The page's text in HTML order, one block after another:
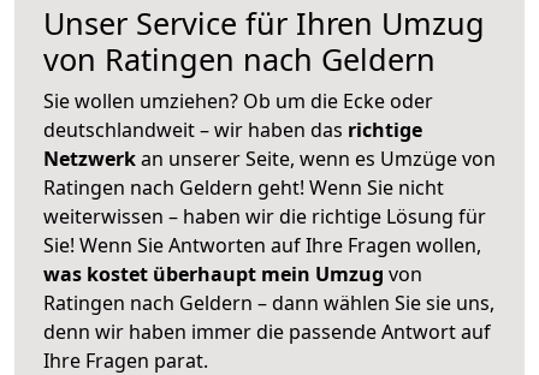
Unser Service für Ihren Umzug
von Ratingen nach Geldern
Sie wollen umziehen? Ob um die Ecke oder
deutschlandweit – wir haben das richtige
Netzwerkan unserer Seite, wenn es Umzüge von
Ratingen nach Geldern geht! Wenn Sie nicht
weiterwissen – haben wir die richtige Lösung für
Sie! Wenn Sie Antworten auf Ihre Fragen wollen,
was kostet überhaupt mein Umzug von
Ratingen nach Geldern – dann wählen Sie sie uns,
denn wir haben immer die passende Antwort auf
Ihre Fragen parat.